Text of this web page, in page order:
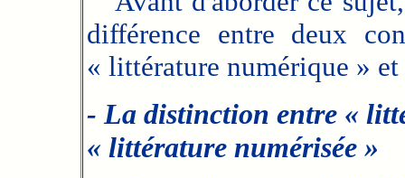
différence entre deux
« littérature numérique »
- La distinction entre «
« littérature numérisée »